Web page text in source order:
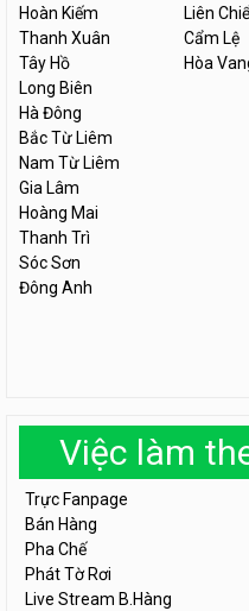
Hoàn Kiếm
Thanh Xuân
Tây Hồ
Long Biên
Hà Đông
Bắc Từ Liêm
Nam Từ Liêm
Gia Lâm
Hoàng Mai
Thanh Trì
Sóc Sơn
Đông Anh
Liên
Cẩm Lệ
Hòa
Việc làm
Trực Fanpage
Bán Hàng
Pha Chế
Phát Tờ Rơi
Live Stream B.Hàng